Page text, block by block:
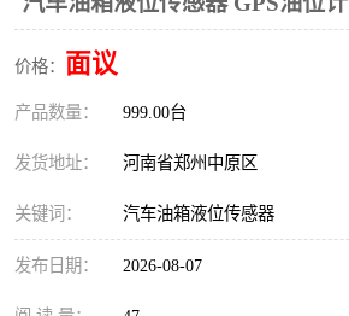
价格： 面议
产品数量： 999.00台
发货地址： 河南省郑州中原区
关键词： 汽车油箱液位传感器
发布日期： 2026-08-07